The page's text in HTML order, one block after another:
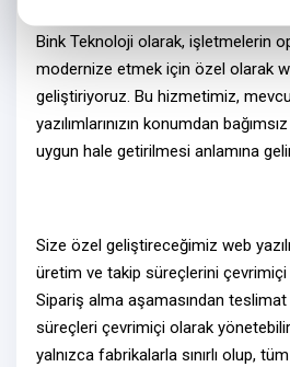
Bink Teknoloji olarak, işletmelerin
modernize etmek için özel olarak
geliştiriyoruz. Bu hizmetimiz,
yazılımlarınızın konumdan
uygun hale getirilmesi anlamına
Size özel geliştireceğimiz web
üretim ve takip süreçlerini
Sipariş alma aşamasından
süreçleri çevrimiçi olarak
yalnızca fabrikalarla sınırlı olup,